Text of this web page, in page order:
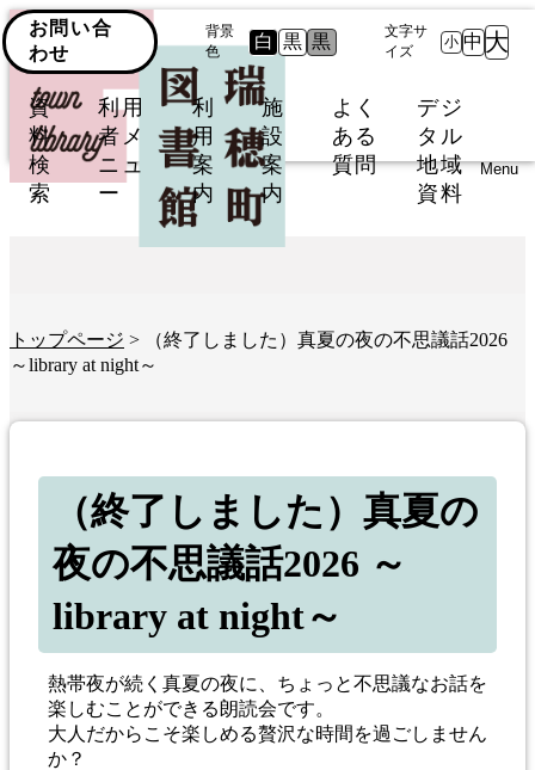
お問い合
わせ
背景
色
白 黒 黒
文字サ
イズ
小 中 大
資
料
検
索
利用
者メ
ニュ
ー
利
用
案
内
施
設
案
内
よく
ある
質問
デジ
タル
地域
資料
Menu
トップページ > （終了しました）真夏の夜の不思議話2026
～library at night～
（終了しました）真夏の
夜の不思議話2026 ～
library at night～
熱帯夜が続く真夏の夜に、ちょっと不思議なお話を
楽しむことができる朗読会です。
大人だからこそ楽しめる贅沢な時間を過ごしません
か？